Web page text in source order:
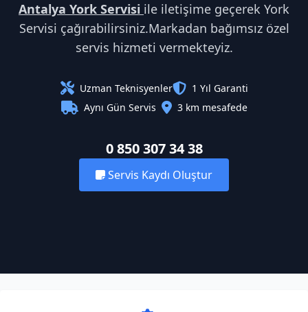
Antalya York Servisi ile iletişime geçerek York
Servisi çağırabilirsiniz.Markadan bağımsız özel
servis hizmeti vermekteyiz.
Uzman Teknisyenler
1 Yıl Garanti
Aynı Gün Servis
3 km mesafede
0 850 307 34 38
Servis Kaydı Oluştur